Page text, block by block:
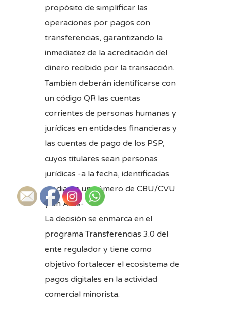
propósito de simplificar las
operaciones por pagos con
transferencias, garantizando la
inmediatez de la acreditación del
dinero recibido por la transacción.
También deberán identificarse con
un código QR las cuentas
corrientes de personas humanas y
jurídicas en entidades financieras y
las cuentas de pago de los PSP,
cuyos titulares sean personas
jurídicas -a la fecha, identificadas
mediante un número de CBU/CVU
y un Alias-.
La decisión se enmarca en el
programa Transferencias 3.0 del
ente regulador y tiene como
objetivo fortalecer el ecosistema de
pagos digitales en la actividad
comercial minorista.